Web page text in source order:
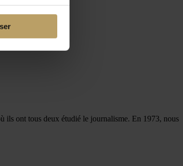
ils ont tous deux étudié le journalisme. En 1973, nous